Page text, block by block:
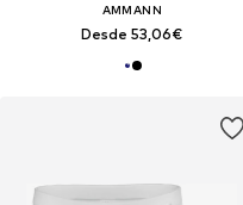
AMMANN
Desde 53,06€